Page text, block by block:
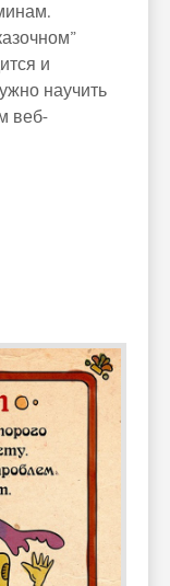
и
научить
веб-